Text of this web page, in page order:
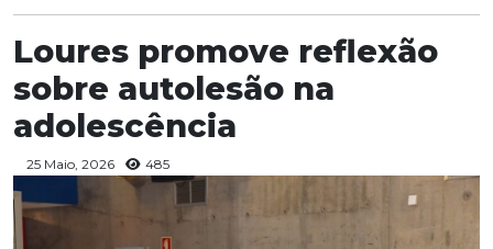
Loures promove reflexão
sobre autolesão na
adolescência
25 Maio, 2026 485